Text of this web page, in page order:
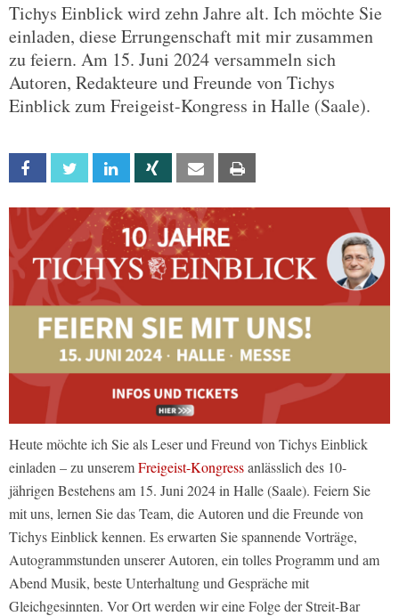
Tichys Einblick wird zehn Jahre alt. Ich möchte Sie
einladen, diese Errungenschaft mit mir zusammen
zu feiern. Am 15. Juni 2024 versammeln sich
Autoren, Redakteure und Freunde von Tichys
Einblick zum Freigeist-Kongress in Halle (Saale).
Facebook Twitter Linkedin Xing Email
Heute möchte ich Sie als Leser und Freund von Tichys Einblick
einladen – zu unseremFreigeist-Kongressanlässlich des 10-
jährigen Bestehens am 15. Juni 2024 in Halle (Saale). Feiern Sie
mit uns, lernen Sie das Team, die Autoren und die Freunde von
Tichys Einblick kennen. Es erwarten Sie spannende Vorträge,
Autogrammstunden unserer Autoren, ein tolles Programm und am
Abend Musik, beste Unterhaltung und Gespräche mit
Gleichgesinnten. Vor Ort werden wir eine Folge der Streit-Bar